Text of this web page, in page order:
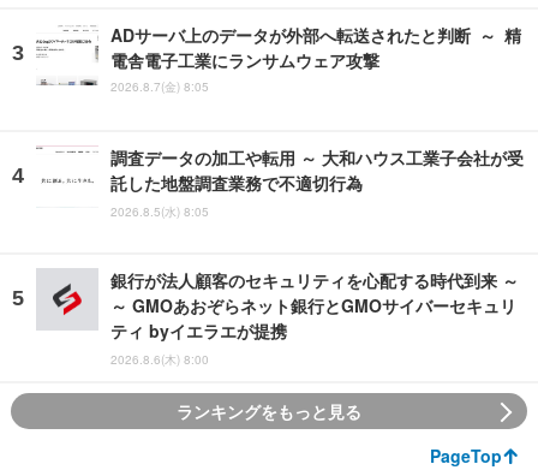
ADサーバ上のデータが外部へ転送されたと判断 ～ 精
電舎電子工業にランサムウェア攻撃
2026.8.7(金) 8:05
調査データの加工や転用 ～ 大和ハウス工業子会社が受
託した地盤調査業務で不適切行為
2026.8.5(水) 8:05
銀行が法人顧客のセキュリティを心配する時代到来 ～
～ GMOあおぞらネット銀行とGMOサイバーセキュリ
ティ byイエラエが提携
2026.8.6(木) 8:00
ランキングをもっと見る
PageTop